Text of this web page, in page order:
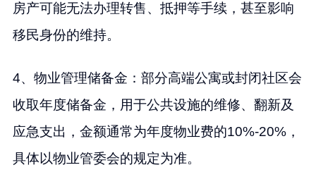
房产可能无法办理转售、抵押等手续，甚至影响
移民身份的维持。
4、物业管理储备金：部分高端公寓或封闭社区会
收取年度储备金，用于公共设施的维修、翻新及
应急支出，金额通常为年度物业费的10%-20%，
具体以物业管委会的规定为准。